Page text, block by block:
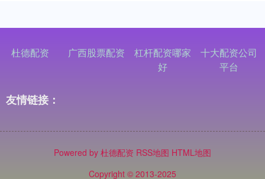
杜德配资 广西股票配资
杠杆配资哪家
好
十大配资公司
平台
友情链接：
Powered by 杜德配资 RSS地图 HTML地图
Copyright © 2013-2025